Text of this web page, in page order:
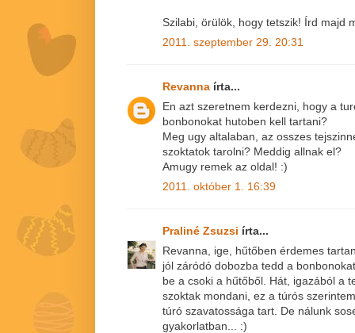
Szilabi, örülök, hogy tetszik! Írd majd
2011. szeptember 29. 20:31
Revanna írta...
En azt szeretnem kerdezni, hogy a
bonbonokat hutoben kell tartani?
Meg ugy altalaban, az osszes
szoktatok tarolni? Meddig allnak el?
Amugy remek az oldal! :)
2011. október 1. 16:39
Praliné Zsuzsi írta...
Revanna, ige, hűtőben érdemes
jól záródó dobozba tedd a
be a csoki a hűtőből. Hát, igazából a
szoktak mondani, ez a túrós
túró szavatossága tart. De nálunk
gyakorlatban... :)